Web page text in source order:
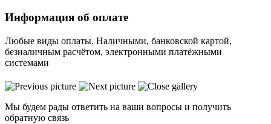
Информация об оплате
Любые виды оплаты. Наличными, банковской картой,
безналичным расчётом, электронными платёжными
системами
Мы будем рады ответить на ваши вопросы и получить
обратную связь